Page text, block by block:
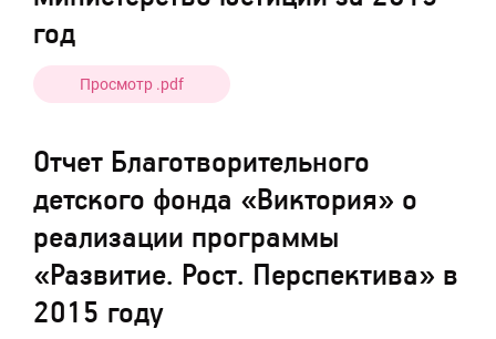
год
Просмотр .pdf
Отчет Благотворительного
детского фонда «Виктория» о
реализации программы
«Развитие. Рост. Перспектива» в
2015 году